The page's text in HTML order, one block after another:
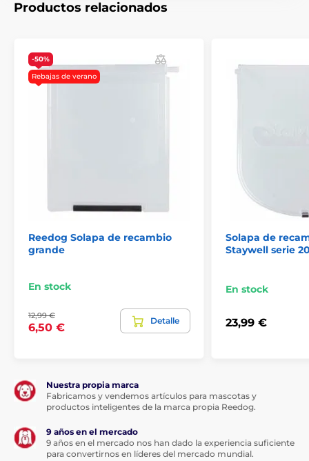
Productos relacionados
-50%
Rebajas de verano
Reedog Solapa de recambio
grande
En stock
12,99 €
6,50 €
Detalle
Solapa de
Staywell serie
En stock
23,99 €
Nuestra propia marca
Fabricamos y vendemos artículos para mascotas y
productos inteligentes de la marca propia Reedog.
9 años en el mercado
9 años en el mercado nos han dado la experiencia suficiente
para convertirnos en líderes del mercado mundial.